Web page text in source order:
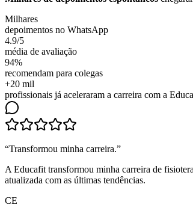
Milhares
depoimentos no WhatsApp
4.9/5
média de avaliação
94%
recomendam para colegas
+20 mil
profissionais já aceleraram a carreira com a
“Transformou minha carreira.”
A Educafit transformou minha carreira de
atualizada com as últimas tendências.
CE